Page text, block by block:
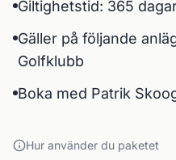
Giltighetstid: 365
Gäller på följande
Golfklubb
Boka med Patrik
Hur använder du paketet